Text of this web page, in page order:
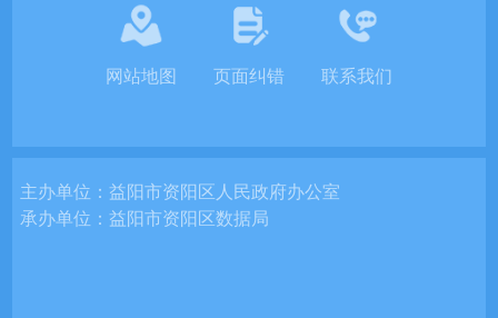
网站地图 页面纠错 联系我们
主办单位：益阳市资阳区人民政府办公室
承办单位：益阳市资阳区数据局